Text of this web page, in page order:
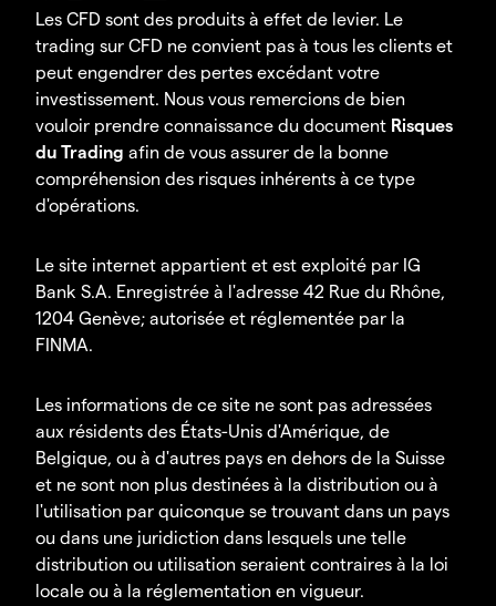
Les CFD sont des produits à effet de levier. Le
trading sur CFD ne convient pas à tous les clients et
peut engendrer des pertes excédant votre
investissement. Nous vous remercions de bien
vouloir prendre connaissance du document Risques
du Trading afin de vous assurer de la bonne
compréhension des risques inhérents à ce type
d'opérations.
Le site internet appartient et est exploité par IG
Bank S.A. Enregistrée à l'adresse 42 Rue du Rhône,
1204 Genève; autorisée et réglementée par la
FINMA.
Les informations de ce site ne sont pas adressées
aux résidents des États-Unis d'Amérique, de
Belgique, ou à d'autres pays en dehors de la Suisse
et ne sont non plus destinées à la distribution ou à
l'utilisation par quiconque se trouvant dans un pays
ou dans une juridiction dans lesquels une telle
distribution ou utilisation seraient contraires à la loi
locale ou à la réglementation en vigueur.